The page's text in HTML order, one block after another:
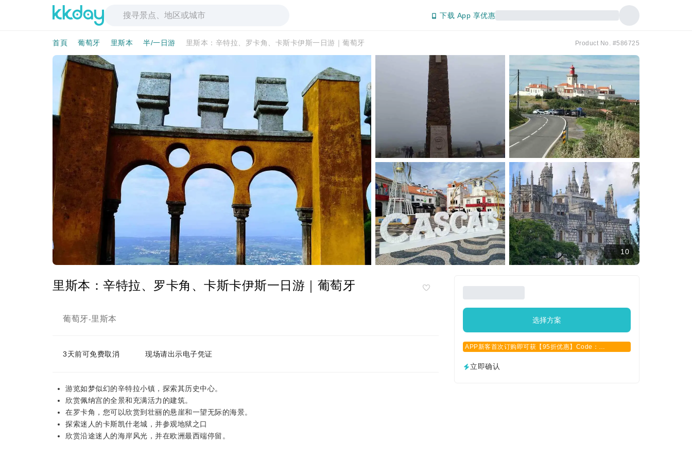
下载 App 享优惠
首頁 葡萄牙 里斯本 半/一日游 里斯本：辛特拉、罗卡角、卡斯卡伊斯一日游｜葡萄牙 Product No. #586725
10
里斯本：辛特拉、罗卡角、卡斯卡伊斯一日游｜葡萄牙
葡萄牙-里斯本
3天前可免费取消 现场请出示电子凭证
游览如梦似幻的辛特拉小镇，探索其历史中心。
欣赏佩纳宫的全景和充满活力的建筑。
在罗卡角，您可以欣赏到壮丽的悬崖和一望无际的海景。
探索迷人的卡斯凯什老城，并参观地狱之口
欣赏沿途迷人的海岸风光，并在欧洲最西端停留。
选择方案
APP新客首次订购即可获【95折优惠】Code：
立即确认